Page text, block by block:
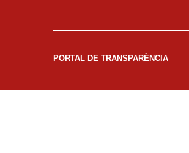
PORTAL DE TRANSPARÈNCIA